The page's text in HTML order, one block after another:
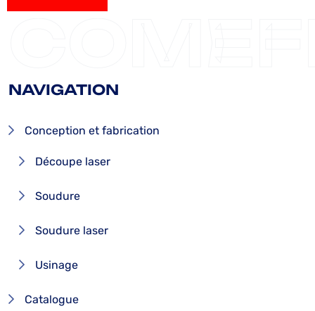
NAVIGATION
Conception et fabrication
Découpe laser
Soudure
Soudure laser
Usinage
Catalogue